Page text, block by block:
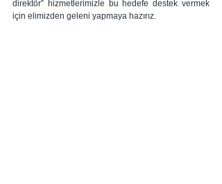
direktör” hizmetlerimizle bu hedefe destek vermek
için elimizden geleni yapmaya hazırız.